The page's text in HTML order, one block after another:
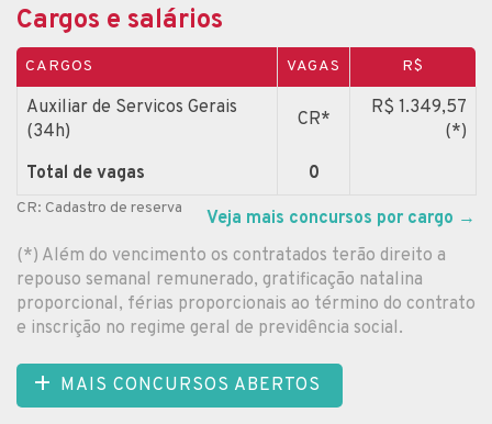
Cargos e salários
CARGOS VAGAS R$
Auxiliar de Servicos Gerais
(34h)
CR*
R$ 1.349,57
(*)
Total de vagas
0
CR: Cadastro de reserva Veja mais concursos por cargo →
(*) Além do vencimento os contratados terão direito a
repouso semanal remunerado, gratificação natalina
proporcional, férias proporcionais ao término do contrato
e inscrição no regime geral de previdência social.
MAIS CONCURSOS ABERTOS